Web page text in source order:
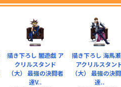
描き下ろし 闇遊戯 ア
クリルスタンド
（大） 最強の決闘者
達V..
描き下ろし 海馬
アクリルスタン
（大） 最強の決
達..